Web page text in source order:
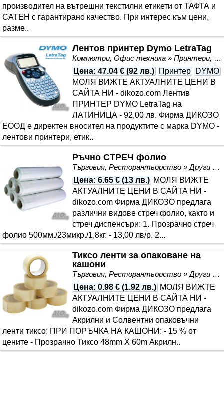
производител на вътрешни текстилни етикети от ТАФТА и
САТЕН с гарантирано качество. При интерес към цени,
разме..
Лентов принтер Dymo LetraTag
Компютри, Офис техника » Принтери, Скенери, Копири
Цена: 47.04 € (92 лв.) Принтер
DYMO
МОЛЯ ВИЖТЕ АКТУАЛНИТЕ ЦЕНИ В
САЙТА НИ - dikozo.com Лентив
ПРИНТЕР DYMO LetraTag на
ЛАТИНИЦА - 92,00 лв. Фирма ДИКОЗО
ЕООД е директен вносител на продуктите с марка DYMO -
лентови принтери, етик..
Ръчно СТРЕЧ фолио
Търговия, Ресторантьорство » Други
Цена: 6.65 € (13 лв.) МОЛЯ ВИЖТЕ
АКТУАЛНИТЕ ЦЕНИ В САЙТА НИ -
dikozo.com Фирма ДИКОЗО предлага
различни видове стреч фолио, както и
стреч диспенсъри: 1. Прозрачно стреч
фолио 500мм./23микр./1,8кг. - 13,00 лв/р. 2...
Тиксо ленти за опаковане на
кашони
Търговия, Ресторантьорство » Други
Цена: 0.98 € (1.92 лв.) МОЛЯ ВИЖТЕ
АКТУАЛНИТЕ ЦЕНИ В САЙТА НИ -
dikozo.com Фирма ДИКОЗО предлага
Акрилни и Солвентни опаковъчни
ленти тиксо: ПРИ ПОРЪЧКА НА КАШОНИ: - 15 % от
цените - Прозрачно Тиксо 48mm X 60m Акрилн..